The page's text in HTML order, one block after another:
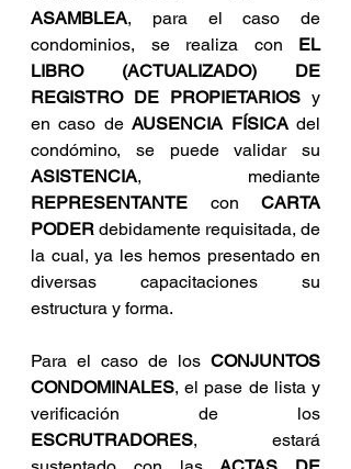
ASAMBLEA, para el caso de
condominios, se realiza con EL
LIBRO (ACTUALIZADO) DE
REGISTRO DE PROPIETARIOS y
en caso de AUSENCIA FÍSICA del
ASISTENCIA
REPRESENTANTE con CARTA
PODER debidamente requisitada, de
la cual, ya les hemos presentado en
diversas capacitaciones su
estructura y forma.
Para el caso de los CONJUNTOS
CONDOMINALES, el pase de lista y
ESCRUTRADORES, estará